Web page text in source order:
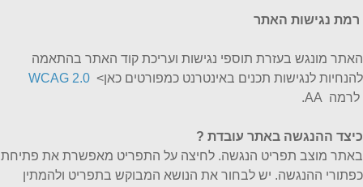
רמת נגישות האתר
האתר מונגש בעזרת תוספי נגישות ועריכת קוד האתר בהתאמה
להנחיות לנגישות תכנים באינטרנט כמפורטים כאן> WCAG 2.0
לרמה AA.
כיצד ההנגשה באתר עובדת ?
באתר מוצב תפריט הנגשה. לחיצה על התפריט מאפשרת את פתיחת
כפתורי ההנגשה. יש לבחור את הנושא המבוקש בתפריט ולהמתין